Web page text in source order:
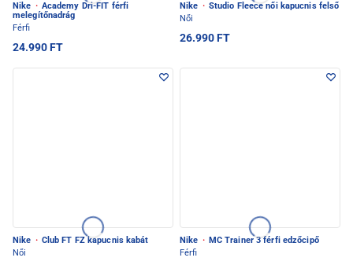
Nike · Academy Dri-FIT férfi
melegítőnadrág
Férfi
24.990 FT
Nike · Studio Fleece női kapucnis felső
Női
26.990 FT
Nike · Club FT FZ kapucnis kabát
Női
Nike · MC Trainer 3 férfi edzőcipő
Férfi